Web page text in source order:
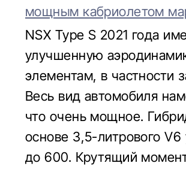
мощным кабриолетом
NSX Type S 2021 года
улучшенную
элементам, в частности
Весь вид автомобиля
что очень мощное.
основе 3,5-литрового
до 600. Крутящий